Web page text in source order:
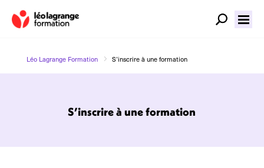
Léo Lagrange Formation 5 S’inscrire à une formation
S’inscrire à une formation